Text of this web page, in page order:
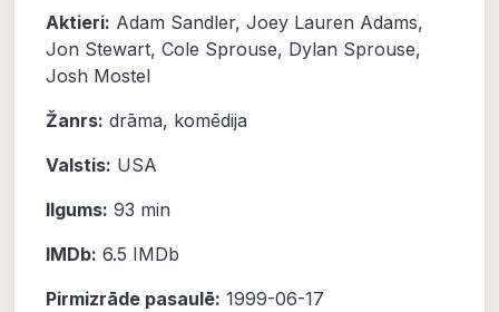
Aktieri: Adam Sandler, Joey Lauren Adams,
Jon Stewart, Cole Sprouse, Dylan Sprouse,
Josh Mostel
Žanrs: drāma, komēdija
Valstis: USA
Ilgums: 93 min
IMDb: 6.5 IMDb
Pirmizrāde pasaulē: 1999-06-17